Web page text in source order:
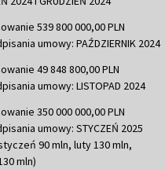
539 800 000,00 PLN
umowy: PAŹDZIERNIK 2024
49 848 800,00 PLN
umowy: LISTOPAD 2024
350 000 000,00 PLN
umowy: STYCZEŃ 2025
90 mln, luty 130 mln,
mln)